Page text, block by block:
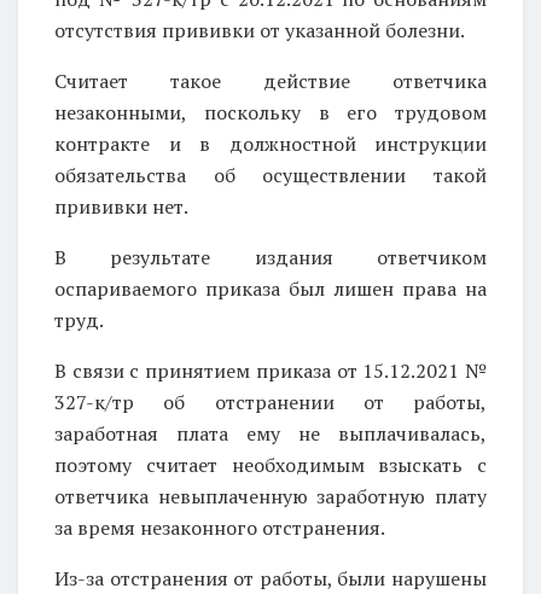
отсутствия прививки от указанной болезни.
Считает такое действие ответчика
незаконными, поскольку в его трудовом
контракте и в должностной инструкции
обязательства об осуществлении такой
прививки нет.
В результате издания ответчиком
оспариваемого приказа был лишен права на
труд.
В связи с принятием приказа от 15.12.2021 №
327-к/тр об отстранении от работы,
заработная плата ему не выплачивалась,
поэтому считает необходимым взыскать с
ответчика невыплаченную заработную плату
за время незаконного отстранения.
Из-за отстранения от работы, были нарушены